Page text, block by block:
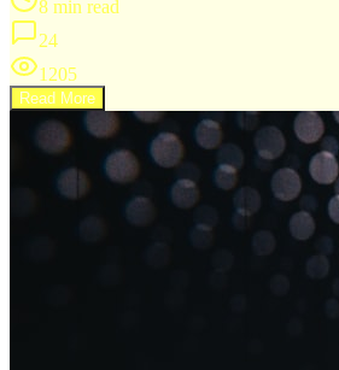
8 min read
24
1205
Read More